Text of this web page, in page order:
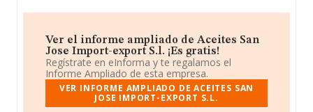
Ver el informe ampliado de Aceites San
Jose Import-export S.l. ¡Es gratis!
Regístrate en eInforma y te regalamos el
Informe Ampliado de esta empresa.
VER INFORME AMPLIADO DE ACEITES SAN
JOSE IMPORT-EXPORT S.L.